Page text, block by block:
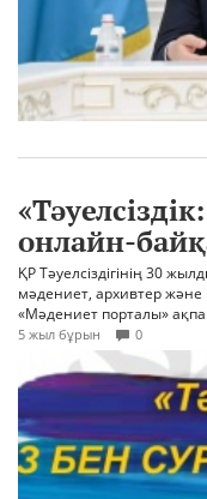
онлайн-
ҚР Тәуелсіздігінің 30
мәдениет, архивтер
«Мәдениет порталы»
5 жыл бұрын 0